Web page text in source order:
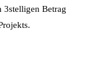
3stelligen Betrag